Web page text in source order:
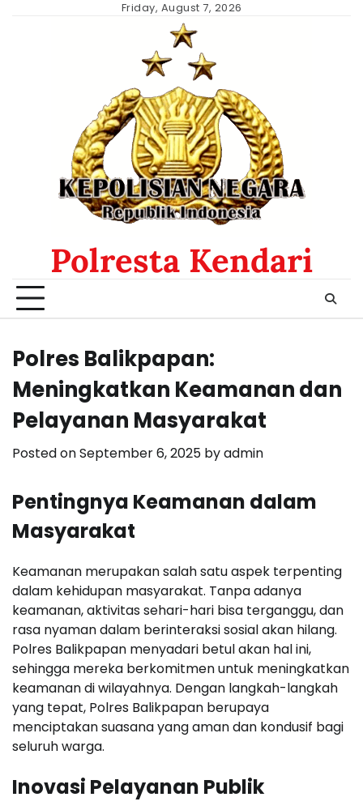
Friday, August 7, 2026
Polresta Kendari
Polres Balikpapan:
Meningkatkan Keamanan dan
Pelayanan Masyarakat
Posted onSeptember 6, 2025 byadmin
Pentingnya Keamanan dalam
Masyarakat
Keamanan merupakan salah satu aspek terpenting
dalam kehidupan masyarakat. Tanpa adanya
keamanan, aktivitas sehari-hari bisa terganggu, dan
rasa nyaman dalam berinteraksi sosial akan hilang.
Polres Balikpapan menyadari betul akan hal ini,
sehingga mereka berkomitmen untuk meningkatkan
keamanan di wilayahnya. Dengan langkah-langkah
yang tepat, Polres Balikpapan berupaya
menciptakan suasana yang aman dan kondusif bagi
seluruh warga.
Inovasi Pelayanan Publik